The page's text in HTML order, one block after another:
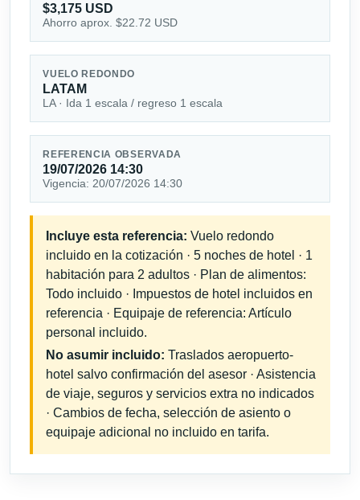
$3,175 USD
Ahorro aprox. $22.72 USD
VUELO REDONDO
LATAM
LA · Ida 1 escala / regreso 1 escala
REFERENCIA OBSERVADA
19/07/2026 14:30
Vigencia: 20/07/2026 14:30
Incluye esta referencia: Vuelo redondo
incluido en la cotización · 5 noches de hotel · 1
habitación para 2 adultos · Plan de alimentos:
Todo incluido · Impuestos de hotel incluidos en
referencia · Equipaje de referencia: Artículo
personal incluido.
No asumir incluido: Traslados aeropuerto-
hotel salvo confirmación del asesor · Asistencia
de viaje, seguros y servicios extra no indicados
· Cambios de fecha, selección de asiento o
equipaje adicional no incluido en tarifa.